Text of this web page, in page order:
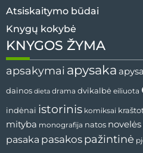
Atsiskaitymo būdai
Knygų kokybė
KNYGOS ŽYMA
apsakymai apysaka
dainos dieta drama dvikalbė eiliuota
indėnai istorinis komiksai
mityba monografija natos novelės
pasaka pasakos pažintinė